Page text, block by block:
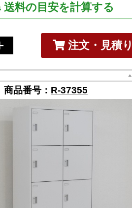
送料の目安を計算する
注文・見積
商品番号： R-37355